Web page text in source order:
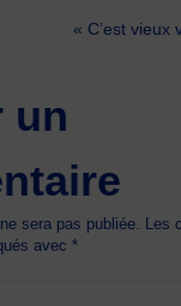
« C’est vieux
un
sera pas publiée. Les
avec*